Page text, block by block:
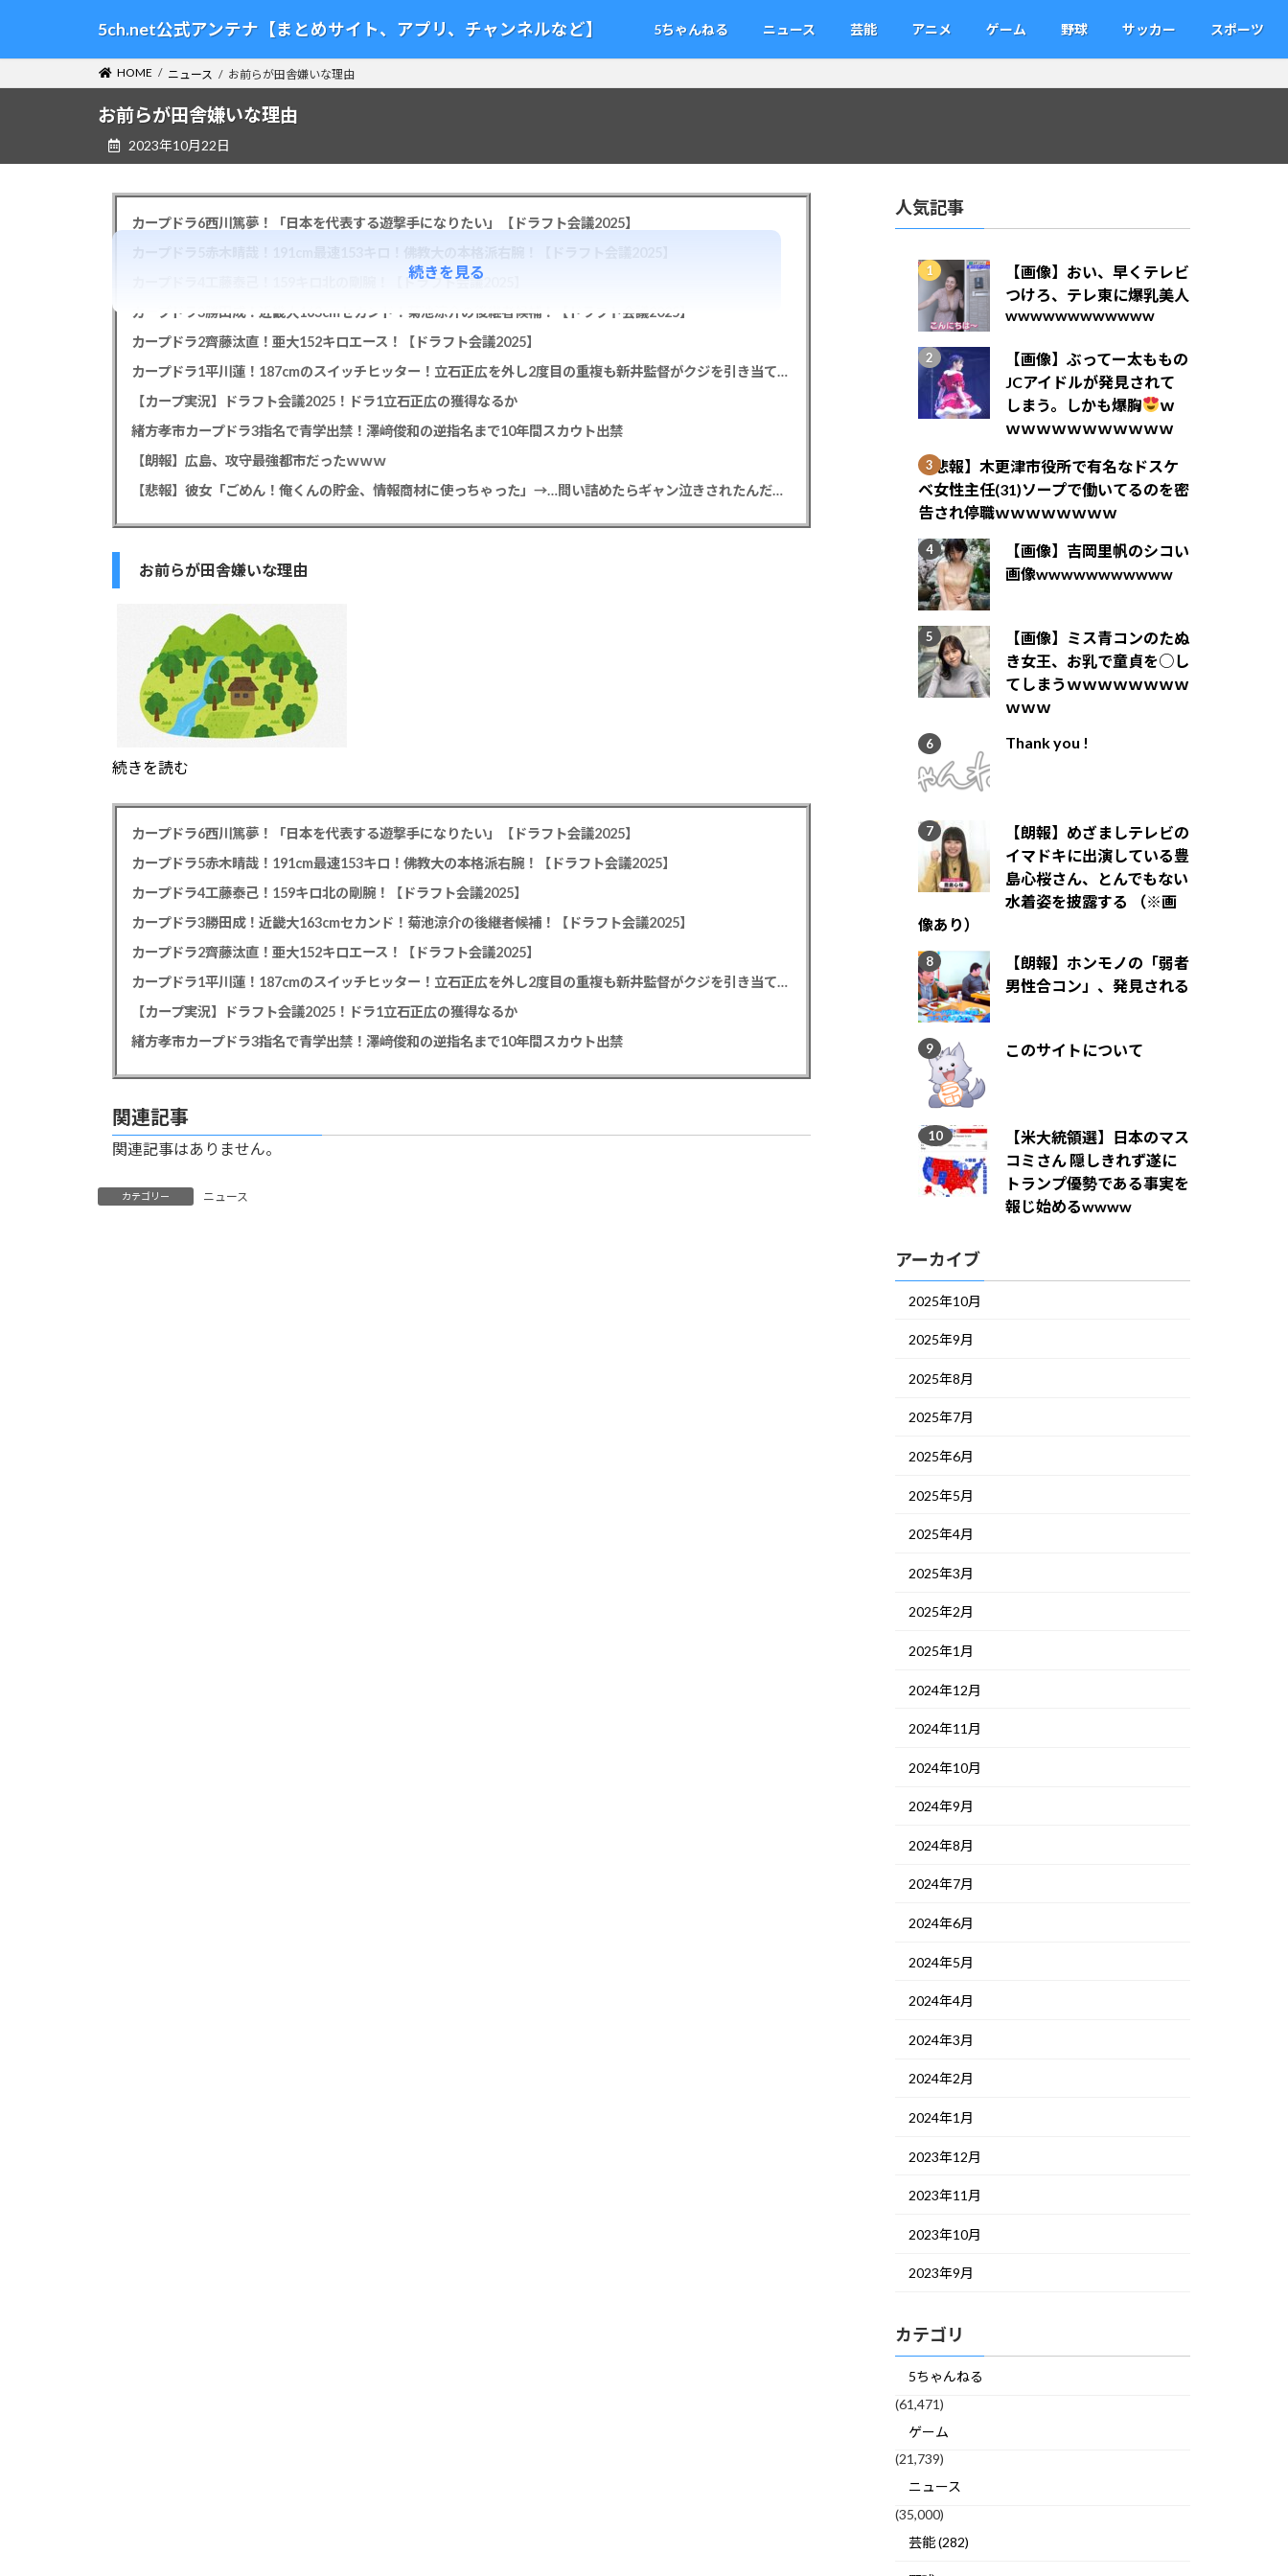
テ
ゲ
5ch.net公式アンテナ【まとめサイト、アプリ、チャンネルなど】 5ちゃんねる ニュース 芸能 アニメ ゲーム 野球 サッカー スポーツ
HOME ニュース お前らが田舎嫌いな理由
お前らが田舎嫌いな理由
2023年10月22日
カープドラ6西川篤夢！「日本を代表する遊撃手になりたい」【ドラフト会議2025】
カープドラ4工藤泰己！159キロ北の剛腕！【ドラフト会議2025】
カープドラ3勝田成！近畿大163cmセカンド！菊池涼介の後継者候補！【ドラフト会議2025】
カープドラ2齊藤汰直！亜大152キロエース！【ドラフト会議2025】
カープドラ1平川蓮！187cmのスイッチヒッター！立石正広を外し2度目の重複も新井監督がクジを引き当てる！【ドラフト会議2025】
【カープ実況】ドラフト会議2025！ドラ1立石正広の獲得なるか
緒方孝市カープドラ3指名で青学出禁！澤﨑俊和の逆指名まで10年間スカウト出禁
【朗報】広島、攻守最強都市だったｗｗｗ
【悲報】彼女「ごめん！俺くんの貯金、情報商材に使っちゃった」→…問い詰めたらギャン泣きされたんだが俺が悪いのか？
お前らが田舎嫌いな理由
続きを読む
続きを見る
カープドラ6西川篤夢！「日本を代表する遊撃手になりたい」【ドラフト会議2025】
カープドラ5赤木晴哉！191cm最速153キロ！佛教大の本格派右腕！【ドラフト会議2025】
カープドラ4工藤泰己！159キロ北の剛腕！【ドラフト会議2025】
カープドラ3勝田成！近畿大163cmセカンド！菊池涼介の後継者候補！【ドラフト会議2025】
カープドラ2齊藤汰直！亜大152キロエース！【ドラフト会議2025】
カープドラ1平川蓮！187cmのスイッチヒッター！立石正広を外し2度目の重複も新井監督がクジを引き当てる！【ドラフト会議2025】
【カープ実況】ドラフト会議2025！ドラ1立石正広の獲得なるか
緒方孝市カープドラ3指名で青学出禁！澤﨑俊和の逆指名まで10年間スカウト出禁
関連記事
関連記事はありません。
カテゴリー ニュース
人気記事
【画像】おい、早くテレビ
つけろ、テレ東に爆乳美人
wwwwwwwwwwww
【画像】ぶってー太ももの
JCアイドルが発見されて
しまう。しかも爆胸
ｗ
ｗｗｗｗｗｗｗｗｗｗｗ
【悲報】木更津市役所で有名なドスケ
ベ女性主任(31)ソープで働いてるのを密
告され停職ｗｗｗｗｗｗｗｗ
【画像】吉岡里帆のシコい
画像wwwwwwwwwww
【画像】ミス青コンのたぬ
き女王、お乳で童貞を○し
てしまうｗｗｗｗｗｗｗｗ
ｗｗｗ
Thank you !
【朗報】めざましテレビの
イマドキに出演している豊
島心桜さん、とんでもない
水着姿を披露する （※画
像あり）
【朗報】ホンモノの「弱者
男性合コン」、発見される
このサイトについて
【米大統領選】日本のマス
コミさん 隠しきれず遂に
トランプ優勢である事実を
報じ始めるwwww
アーカイブ
2025年10月
2025年9月
2025年8月
2025年7月
2025年6月
2025年5月
2025年4月
2025年3月
2025年2月
2025年1月
2024年12月
2024年11月
2024年10月
2024年9月
2024年8月
2024年7月
2024年6月
2024年5月
2024年4月
2024年3月
2024年2月
2024年1月
2023年12月
2023年11月
2023年10月
2023年9月
カテゴリ
5ちゃんねる
(61,471)
ゲーム
(21,739)
ニュース
(35,000)
芸能 (282)